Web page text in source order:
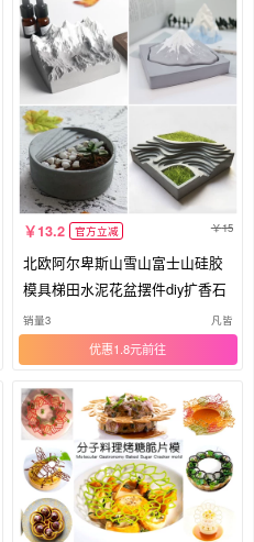
13.2 官方立减 15
北欧阿尔卑斯山雪山富士山硅胶
模具梯田水泥花盆摆件diy扩香石
销量3 凡皆
优惠1.8元